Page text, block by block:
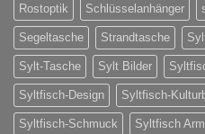
Rostoptik Schlüsselanhänger
Segeltasche Strandtasche
Sylt-Tasche Sylt Bilder
Syltfisch-Design Syltfisch-
Syltfisch-Schmuck Syltfisch